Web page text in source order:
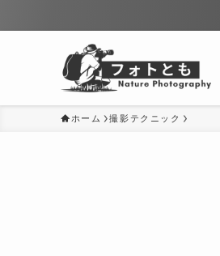
ホーム 撮影テクニック